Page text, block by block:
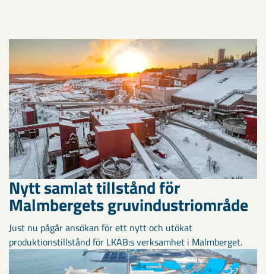
Nytt samlat tillstånd för
Malmbergets gruvindustriområde
Just nu pågår ansökan för ett nytt och utökat
produktionstillstånd för LKAB:s verksamhet i Malmberget.